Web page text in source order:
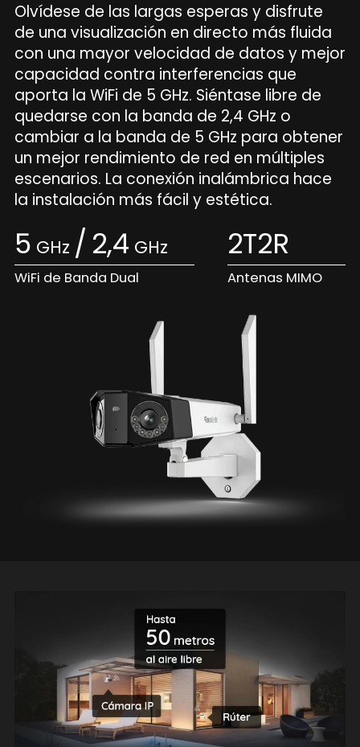
Olvídese de las largas esperas y disfrute
de una visualización en directo más fluida
con una mayor velocidad de datos y mejor
capacidad contra interferencias que
aporta la WiFi de 5 GHz. Siéntase libre de
quedarse con la banda de 2,4 GHz o
cambiar a la banda de 5 GHz para obtener
un mejor rendimiento de red en múltiples
escenarios. La conexión inalámbrica hace
la instalación más fácil y estética.
5 GHz / 2,4 GHz
WiFi de Banda Dual
2T2R
Antenas MIMO